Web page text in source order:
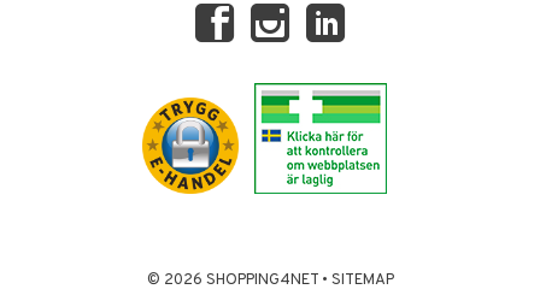
© 2026 SHOPPING4NET • SITEMAP